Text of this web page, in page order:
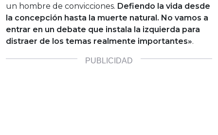
un hombre de convicciones. Defiendo la vida desde
la concepción hasta la muerte natural. No vamos a
entrar en un debate que instala la izquierda para
distraer de los temas realmente importantes».